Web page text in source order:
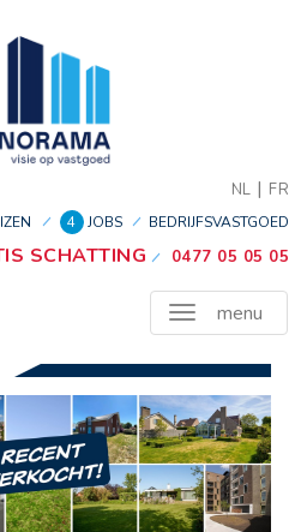
NL | FR
4 JOBS BEDRIJFSVASTGOED
SCHATTING 0477 05 05 05
menu